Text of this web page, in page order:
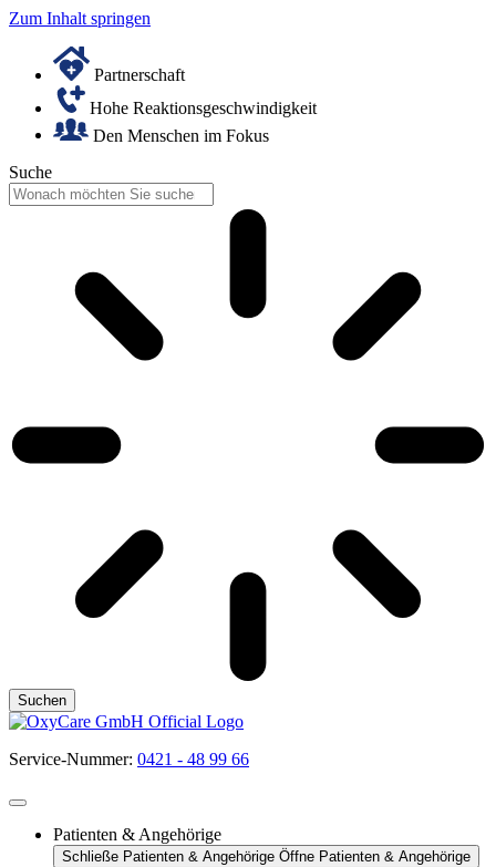
Zum Inhalt springen
Partnerschaft
Hohe Reaktionsgeschwindigkeit
Den Menschen im Fokus
Suche
Suchen
Service-Nummer: 0421 - 48 99 66
Patienten & Angehörige
Schließe Patienten & Angehörige Öffne Patienten & Angehörige